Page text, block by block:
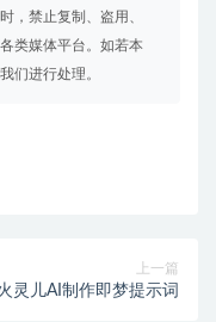
，禁止复制、盗用、
类媒体平台。如若本
们进行处理。
上一篇
灵儿AI制作即梦提示词